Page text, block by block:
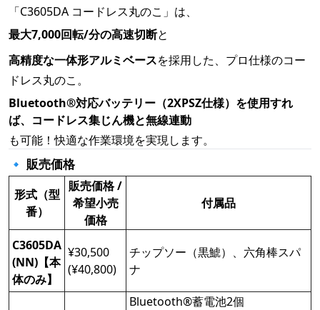
「C3605DA コードレス丸のこ」は、
最大7,000回転/分の高速切断と
高精度な一体形アルミベースを採用した、プロ仕様のコー
ドレス丸のこ。
Bluetooth®対応バッテリー（2XPSZ仕様）を使用すれ
ば、コードレス集じん機と無線連動
も可能！快適な作業環境を実現します。
🔹 販売価格
形式（型
番）
販売価格 /
希望小売
価格
付属品
C3605DA
(NN)【本
体のみ】
¥30,500
(¥40,800)
チップソー（黒鯱）、六角棒スパ
ナ
Bluetooth®蓄電池2個